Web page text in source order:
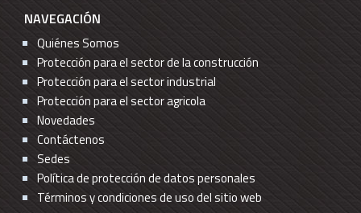
NAVEGACIÓN
Quiénes Somos
Protección para el sector de la construcción
Protección para el sector industrial
Protección para el sector agricola
Novedades
Contáctenos
Sedes
Política de protección de datos personales
Términos y condiciones de uso del sitio web